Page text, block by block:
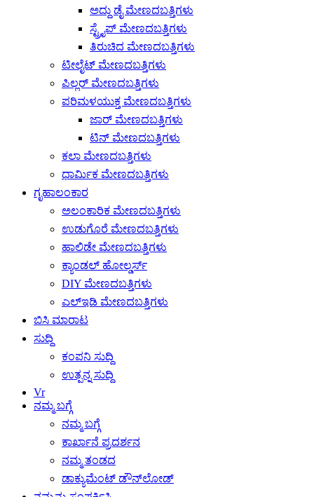
ಅದ್ದು ಡೈ ಮೇಣದಬತ್ತಿಗಳು
ಸ್ಟ್ರೈಪ್ ಮೇಣದಬತ್ತಿಗಳು
ತಿರುಚಿದ ಮೇಣದಬತ್ತಿಗಳು
ಟೀಲೈಟ್ ಮೇಣದಬತ್ತಿಗಳು
ಪಿಲ್ಲರ್ ಮೇಣದಬತ್ತಿಗಳು
ಪರಿಮಳಯುಕ್ತ ಮೇಣದಬತ್ತಿಗಳು
ಜಾರ್ ಮೇಣದಬತ್ತಿಗಳು
ಟಿನ್ ಮೇಣದಬತ್ತಿಗಳು
ಕಲಾ ಮೇಣದಬತ್ತಿಗಳು
ಧಾರ್ಮಿಕ ಮೇಣದಬತ್ತಿಗಳು
ಗೃಹಾಲಂಕಾರ
ಅಲಂಕಾರಿಕ ಮೇಣದಬತ್ತಿಗಳು
ಉಡುಗೊರೆ ಮೇಣದಬತ್ತಿಗಳು
ಹಾಲಿಡೇ ಮೇಣದಬತ್ತಿಗಳು
ಕ್ಯಾಂಡಲ್ ಹೋಲ್ಡರ್ಸ್
DIY ಮೇಣದಬತ್ತಿಗಳು
ಎಲ್ಇಡಿ ಮೇಣದಬತ್ತಿಗಳು
ಬಿಸಿ ಮಾರಾಟ
ಸುದ್ದಿ
ಕಂಪನಿ ಸುದ್ದಿ
ಉತ್ಪನ್ನ ಸುದ್ದಿ
Vr
ನಮ್ಮ ಬಗ್ಗೆ
ನಮ್ಮ ಬಗ್ಗೆ
ಕಾರ್ಖಾನೆ ಪ್ರದರ್ಶನ
ನಮ್ಮ ತಂಡದ
ಡಾಕ್ಯುಮೆಂಟ್ ಡೌನ್‌ಲೋಡ್